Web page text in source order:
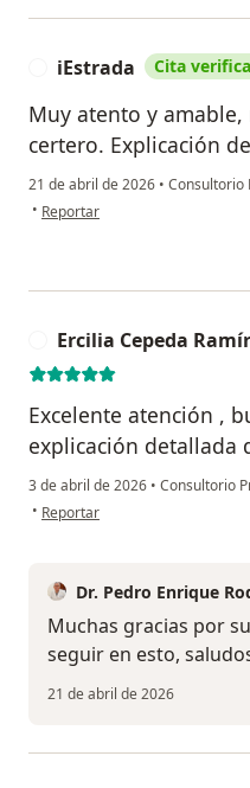
iEstrada Cita
Muy atento y
certero. Explicación
21 de abril de 2026 • Consultorio
• en opinión del usuario iEstrada
Reportar
Ercilia Cepeda
Excelente atención ,
explicación detallada
3 de abril de 2026 • Consultorio
• en opinión del usuario Ercilia
Reportar
Dr. Pedro Enrique
Muchas gracias por
seguir en esto,
21 de abril de 2026